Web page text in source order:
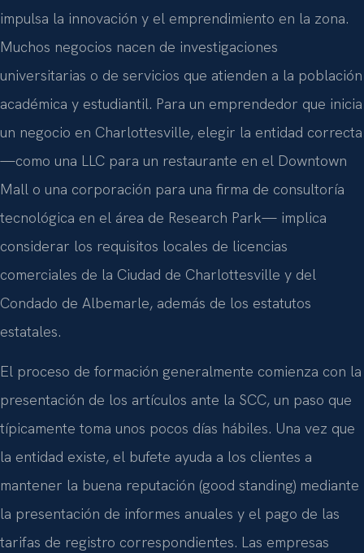
impulsa la innovación y el emprendimiento en la zona.
Muchos negocios nacen de investigaciones
universitarias o de servicios que atienden a la población
académica y estudiantil. Para un emprendedor que inicia
un negocio en Charlottesville, elegir la entidad correcta
—como una LLC para un restaurante en el Downtown
Mall o una corporación para una firma de consultoría
tecnológica en el área de Research Park— implica
considerar los requisitos locales de licencias
comerciales de la Ciudad de Charlottesville y del
Condado de Albemarle, además de los estatutos
estatales.
El proceso de formación generalmente comienza con la
presentación de los artículos ante la SCC, un paso que
típicamente toma unos pocos días hábiles. Una vez que
la entidad existe, el bufete ayuda a los clientes a
mantener la buena reputación (good standing) mediante
la presentación de informes anuales y el pago de las
tarifas de registro correspondientes. Las empresas